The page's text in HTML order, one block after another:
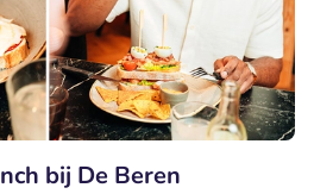
bij De Beren